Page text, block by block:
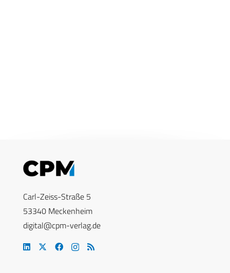
Carl-Zeiss-Straße 5
53340 Meckenheim
digital@cpm-verlag.de